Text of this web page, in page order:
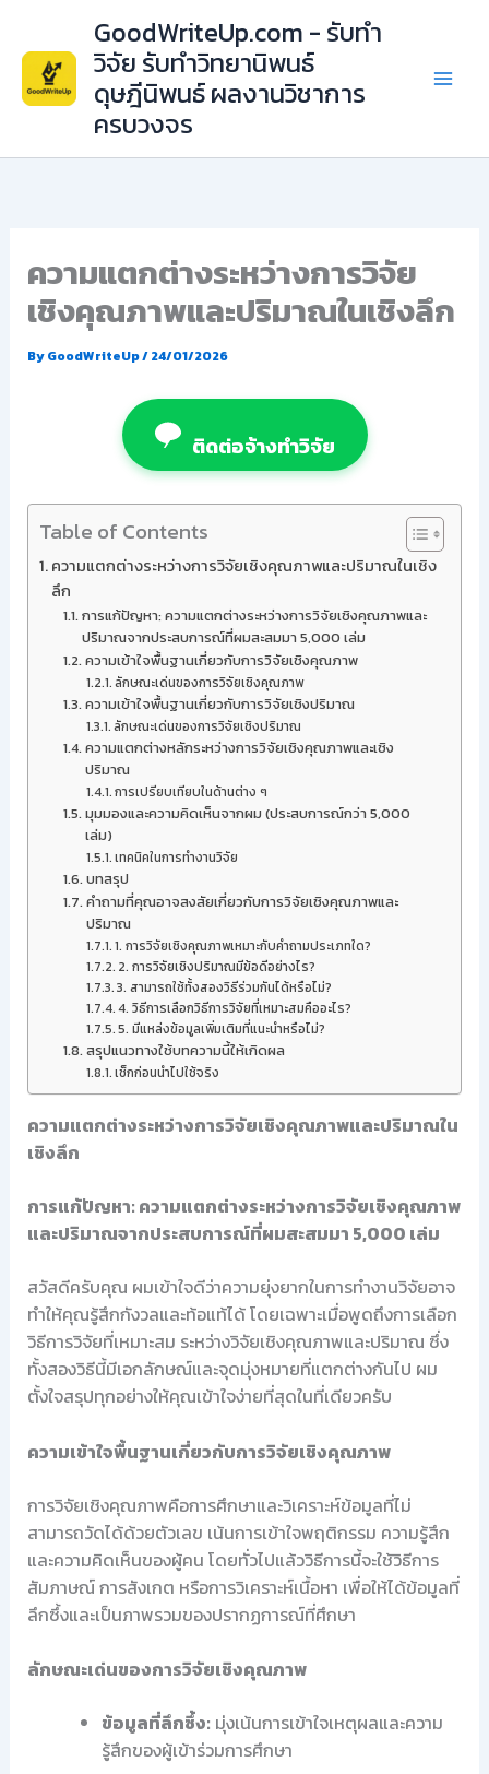
content
GoodWriteUp.com - รับทำ
วิจัย รับทำวิทยานิพนธ์
ดุษฎีนิพนธ์ ผลงานวิชาการ
ครบวงจร
ความแตกต่างระหว่างการวิจัย
เชิงคุณภาพและปริมาณในเชิงลึก
ByGoodWriteUp/24/01/2026
ติดต่อจ้างทำวิจัย
Table of Contents
ความแตกต่างระหว่างการวิจัยเชิงคุณภาพและปริมาณในเชิง
ลึก
การแก้ปัญหา: ความแตกต่างระหว่างการวิจัยเชิงคุณภาพและ
ปริมาณจากประสบการณ์ที่ผมสะสมมา 5,000 เล่ม
ความเข้าใจพื้นฐานเกี่ยวกับการวิจัยเชิงคุณภาพ
ลักษณะเด่นของการวิจัยเชิงคุณภาพ
ความเข้าใจพื้นฐานเกี่ยวกับการวิจัยเชิงปริมาณ
ลักษณะเด่นของการวิจัยเชิงปริมาณ
ความแตกต่างหลักระหว่างการวิจัยเชิงคุณภาพและเชิง
ปริมาณ
การเปรียบเทียบในด้านต่าง ๆ
มุมมองและความคิดเห็นจากผม (ประสบการณ์กว่า 5,000
เล่ม)
เทคนิคในการทำงานวิจัย
บทสรุป
คำถามที่คุณอาจสงสัยเกี่ยวกับการวิจัยเชิงคุณภาพและ
ปริมาณ
1. การวิจัยเชิงคุณภาพเหมาะกับคำถามประเภทใด?
2. การวิจัยเชิงปริมาณมีข้อดีอย่างไร?
3. สามารถใช้ทั้งสองวิธีร่วมกันได้หรือไม่?
4. วิธีการเลือกวิธีการวิจัยที่เหมาะสมคืออะไร?
5. มีแหล่งข้อมูลเพิ่มเติมที่แนะนำหรือไม่?
สรุปแนวทางใช้บทความนี้ให้เกิดผล
เช็กก่อนนำไปใช้จริง
ความแตกต่างระหว่างการวิจัยเชิงคุณภาพและปริมาณใน
เชิงลึก
การแก้ปัญหา: ความแตกต่างระหว่างการวิจัยเชิงคุณภาพ
และปริมาณจากประสบการณ์ที่ผมสะสมมา 5,000 เล่ม
สวัสดีครับคุณ ผมเข้าใจดีว่าความยุ่งยากในการทำงานวิจัยอาจ
ทำให้คุณรู้สึกกังวลและท้อแท้ได้ โดยเฉพาะเมื่อพูดถึงการเลือก
วิธีการวิจัยที่เหมาะสม ระหว่างวิจัยเชิงคุณภาพและปริมาณ ซึ่ง
ทั้งสองวิธีนี้มีเอกลักษณ์และจุดมุ่งหมายที่แตกต่างกันไป ผม
ตั้งใจสรุปทุกอย่างให้คุณเข้าใจง่ายที่สุดในที่เดียวครับ
ความเข้าใจพื้นฐานเกี่ยวกับการวิจัยเชิงคุณภาพ
การวิจัยเชิงคุณภาพคือการศึกษาและวิเคราะห์ข้อมูลที่ไม่
สามารถวัดได้ด้วยตัวเลข เน้นการเข้าใจพฤติกรรม ความรู้สึก
และความคิดเห็นของผู้คน โดยทั่วไปแล้ววิธีการนี้จะใช้วิธีการ
สัมภาษณ์ การสังเกต หรือการวิเคราะห์เนื้อหา เพื่อให้ได้ข้อมูลที่
ลึกซึ้งและเป็นภาพรวมของปรากฏการณ์ที่ศึกษา
ลักษณะเด่นของการวิจัยเชิงคุณภาพ
ข้อมูลที่ลึกซึ้ง: มุ่งเน้นการเข้าใจเหตุผลและความ
รู้สึกของผู้เข้าร่วมการศึกษา